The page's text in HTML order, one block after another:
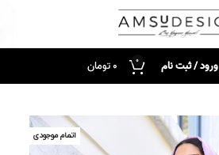
ورود / ثبت نام 0
0تومان
اتمام موجودی